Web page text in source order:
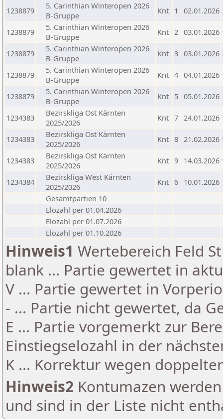
1238879
5. Carinthian Winteropen 2026
B-Gruppe
Knt 1 02.01.2026
1238879
5. Carinthian Winteropen 2026
B-Gruppe
Knt 2 03.01.2026
1238879
5. Carinthian Winteropen 2026
B-Gruppe
Knt 3 03.01.2026
1238879
5. Carinthian Winteropen 2026
B-Gruppe
Knt 4 04.01.2026
1238879
5. Carinthian Winteropen 2026
B-Gruppe
Knt 5 05.01.2026
1234383
Bezirskliga Ost Kärnten
2025/2026
Knt 7 24.01.2026
1234383
Bezirskliga Ost Kärnten
2025/2026
Knt 8 21.02.2026
1234383
Bezirskliga Ost Kärnten
2025/2026
Knt 9 14.03.2026
1234384
Bezirskliga West Kärnten
2025/2026
Knt 6 10.01.2026
Gesamtpartien 10
Elozahl per 01.04.2026
Elozahl per 01.07.2026
Elozahl per 01.10.2026
Hinweis1 Wertebereich Feld
blank ... Partie gewertet in
V ... Partie gewertet in
- ... Partie nicht gewertet, da
E ... Partie vorgemerkt zur
Einstiegselozahl in der
K ... Korrektur wegen
Hinweis2 Kontumazen
und sind in der Liste nicht